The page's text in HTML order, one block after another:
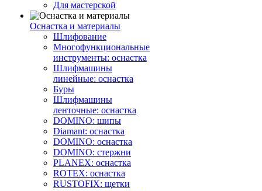
Для мастерской
Оснастка и материалы
Шлифование
Многофункциональные
инструменты: оснастка
Шлифмашины
линейные: оснастка
Буры
Шлифмашины
ленточные: оснастка
DOMINO: шипы
Diamant: оснастка
DOMINO: оснастка
DOMINO: стержни
PLANEX: оснастка
ROTEX: оснастка
RUSTOFIX: щетки